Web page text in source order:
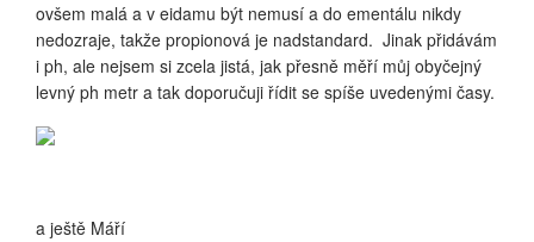
ovšem malá a v eidamu být nemusí a do ementálu nikdy
nedozraje, takže propionová je nadstandard. Jinak přidávám
i ph, ale nejsem si zcela jistá, jak přesně měří můj obyčejný
levný ph metr a tak doporučuji řídit se spíše uvedenými časy.
a ještě Máří